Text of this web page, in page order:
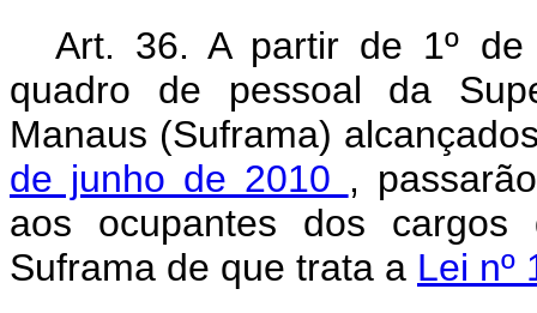
Art. 36. A partir de 1º
quadro de pessoal da
Manaus (Suframa)
de junho de 2010 ,
aos ocupantes dos
Suframa de que trata a Lei nº